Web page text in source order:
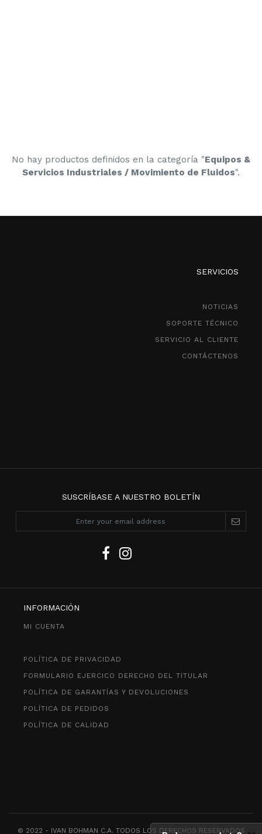
No hay productos definidos en la categoría "Equipos &
Servicios Industriales / Movimiento de Fluidos".
SERVICIOS
NOTICIAS
SOPORTE TÉCNICO
SERVICIO AL CLIENTE
CONTÁCTENOS
SUSCRÍBASE A NUESTRO BOLETÍN
INFORMACIÓN
MI CUENTA
POLÍTICA DE PRIVACIDAD
FORMULARIO EJERCICO DERECHO DEL TITULAR
POLÍTICA DE GARANTÍAS Y DEVOLUCIONES
POLÍTICA DE PEDIDOS
POLÍTICA DE CALIDAD
© 2022 - IVAN BOHMAN C.A. TODOS LOS DERECHOS RESERVADOS